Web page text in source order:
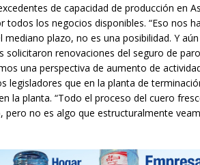
de capacidad de producción en
todos los negocios disponibles. “Eso nos
mediano plazo, no es una posibilidad. Y
solicitaron renovaciones del seguro de
una perspectiva de aumento de
legisladores que en la planta de
la planta. “Todo el proceso del cuero
pero no es algo que estructuralmente